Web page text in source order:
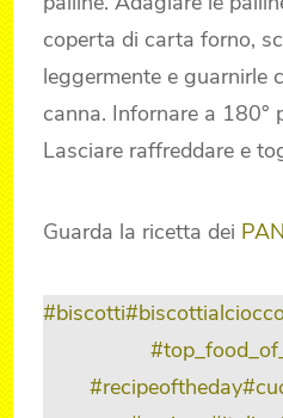
coperta di carta forno,
leggermente e guarnirle
canna. Infornare a 180°
Lasciare raffreddare e
Guarda la ricetta dei
#biscotti
#recipeoftheday